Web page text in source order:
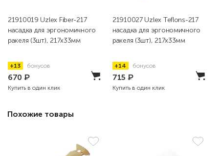
21910019 Uzlex Fiber-217
насадка для эргономичного
ракеля (3шт), 217х33мм
+13 бонусов
670 ₽
Купить в один клик
21910027 Uzlex Teflons-217
насадка для эргономичного
ракеля (3шт), 217х33мм
+14 бонусов
715 ₽
Купить в один клик
Похожие товары